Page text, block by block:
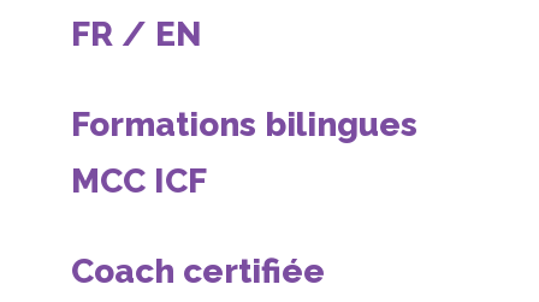
FR / EN
Formations bilingues
MCC ICF
Coach certifiée